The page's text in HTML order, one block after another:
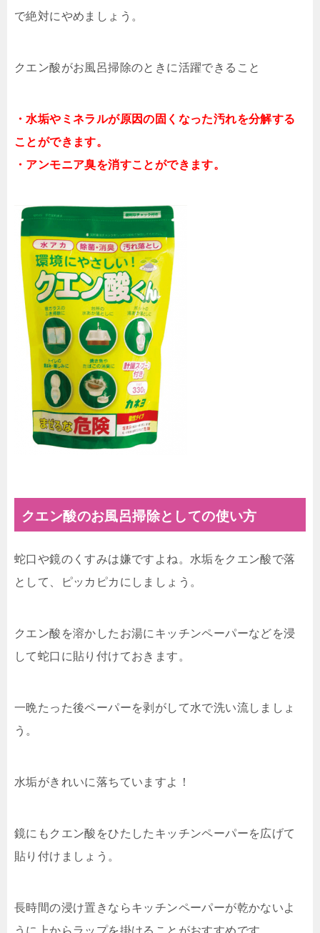
で絶対にやめましょう。
クエン酸がお風呂掃除のときに活躍できること
・水垢やミネラルが原因の固くなった汚れを分解する
ことができます。
・アンモニア臭を消すことができます。
クエン酸のお風呂掃除としての使い方
蛇口や鏡のくすみは嫌ですよね。水垢をクエン酸で落
として、ピッカピカにしましょう。
クエン酸を溶かしたお湯にキッチンペーパーなどを浸
して蛇口に貼り付けておきます。
一晩たった後ペーパーを剥がして水で洗い流しましょ
う。
水垢がきれいに落ちていますよ！
鏡にもクエン酸をひたしたキッチンペーパーを広げて
貼り付けましょう。
長時間の浸け置きならキッチンペーパーが乾かないよ
うに上からラップを掛けることがおすすめです。